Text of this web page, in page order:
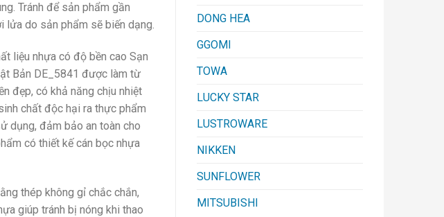
Tránh để sản phẩm gần
lửa do sản phẩm sẽ biến dạng.
liệu nhựa có độ bền cao Sạn
Bản DE_5841 được làm từ
đẹp, có khả năng chịu nhiệt
chất độc hại ra thực phẩm
dụng, đảm bảo an toàn cho
có thiết kế cán bọc nhựa
thép không gỉ chắc chắn,
giúp tránh bị nóng khi thao
DONG HEA
GGOMI
TOWA
LUCKY STAR
LUSTROWARE
NIKKEN
SUNFLOWER
MITSUBISHI